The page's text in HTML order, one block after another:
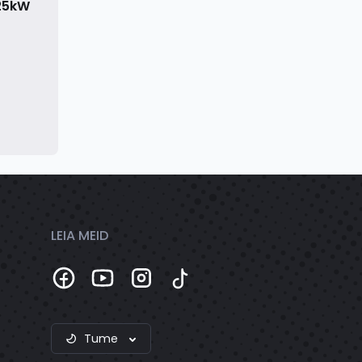
LEIA MEID
Tume